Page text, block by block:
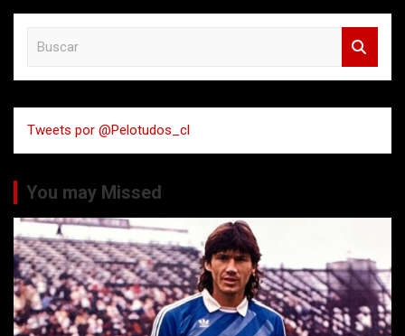
a
r
Tweets por @Pelotudos_cl
You may Missed